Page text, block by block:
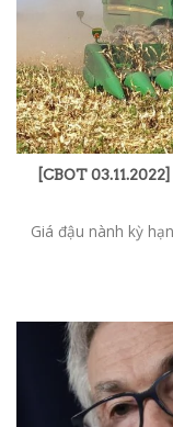
[CBOT
Giá đậu nành kỳ